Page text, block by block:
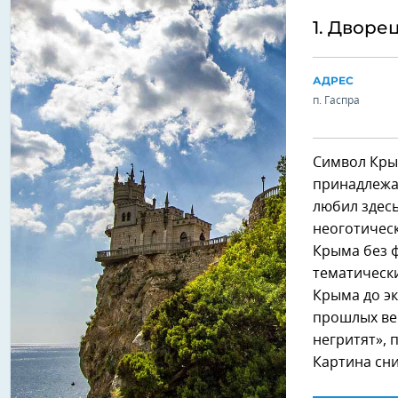
1.
АДРЕС
п. Гаспра
Символ
любил
Крыма без
Крыма до
прошлых
негритят»,
Картина